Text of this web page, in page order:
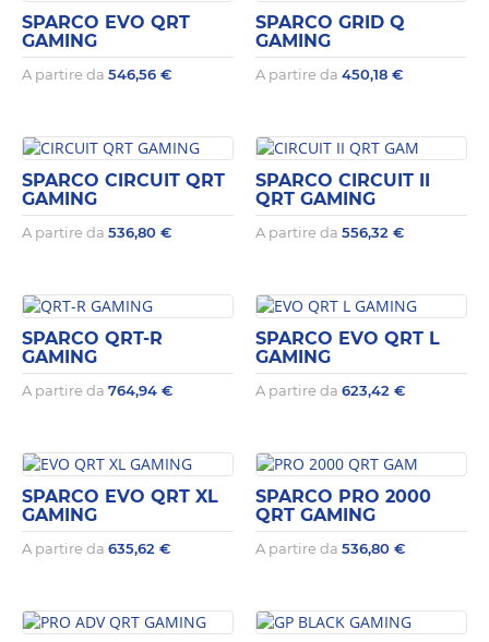
SPARCO EVO QRT
GAMING
A partire da 546,56 €
SPARCO GRID Q
GAMING
A partire da 450,18 €
SPARCO CIRCUIT QRT
GAMING
A partire da 536,80 €
SPARCO CIRCUIT II
QRT GAMING
A partire da 556,32 €
SPARCO QRT-R
GAMING
A partire da 764,94 €
SPARCO EVO QRT L
GAMING
A partire da 623,42 €
SPARCO EVO QRT XL
GAMING
A partire da 635,62 €
SPARCO PRO 2000
QRT GAMING
A partire da 536,80 €